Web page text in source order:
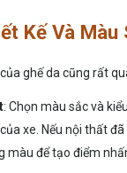
Kế Và Màu
ghế da cũng rất
: Chọn màu sắc và
xe. Nếu nội thất
màu để tạo điểm